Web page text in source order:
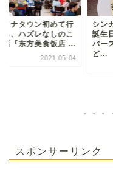
イナタウン初めて行
ら、ハズレなしのこ
店『东方美食饭店 ...
2021-05-04
シン
誕生
バー
ど...
スポンサーリンク